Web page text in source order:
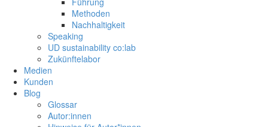
Methoden
Nachhaltigkeit
Speaking
UD sustainability co:lab
Zukünftelabor
Medien
Kunden
Blog
Glossar
Autor:innen